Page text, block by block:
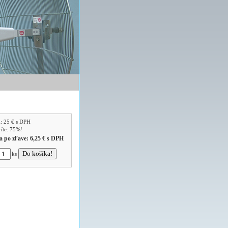
25 € s DPH
75%!
po zľave:6,25 € s DPH
ks